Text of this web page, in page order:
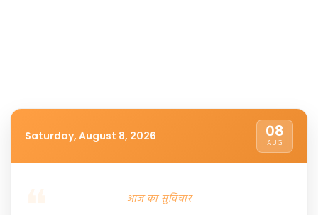
Saturday, August 8, 2026 08
AUG
आज का सुविचार